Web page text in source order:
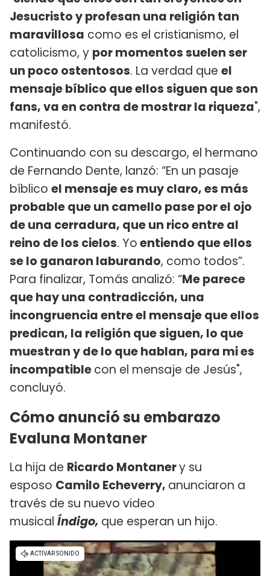
Jesucristo y profesan una religión tan
maravillosa como es el cristianismo, el
catolicismo, y por momentos suelen ser
un poco ostentosos. La verdad que el
mensaje bíblico que ellos siguen que son
fans, va en contra de mostrar la riqueza",
manifestó.
Continuando con su descargo, el hermano
de Fernando Dente, lanzó: “En un pasaje
bíblico el mensaje es muy claro, es más
probable que un camello pase por el ojo
de una cerradura, que un rico entre al
reino de los cielos. Yoentiendo que ellos
se lo ganaron laburando, como todos”.
Para finalizar, Tomás analizó: “Me parece
que hay una contradicción, una
incongruencia entre el mensaje que ellos
predican, la religión que siguen, lo que
muestran y de lo que hablan, para mi es
incompatiblecon el mensaje de Jesús",
concluyó.
Cómo anunció su embarazo
Evaluna Montaner
La hija de Ricardo Montanery su
esposo Camilo Echeverry, anunciaron a
través de su nuevo video
musical Índigo, que esperan un hijo.